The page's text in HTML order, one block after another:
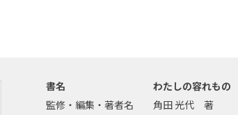
書名
わたしの容れもの
監修・編集・著者名
角田 光代 著